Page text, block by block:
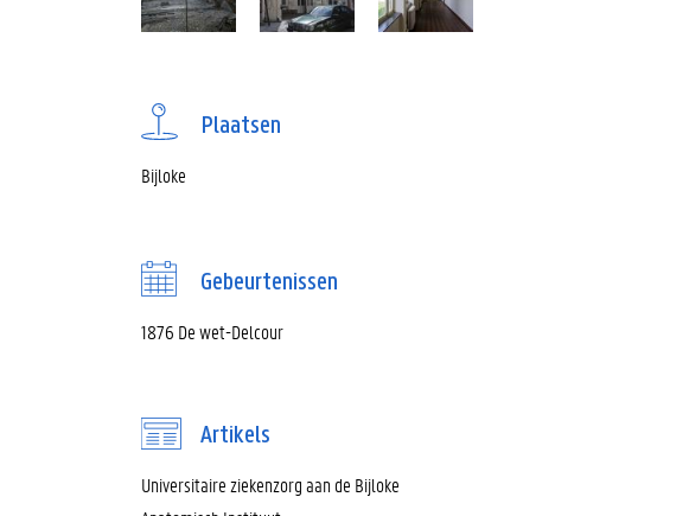
Plaatsen
Bijloke
Gebeurtenissen
1876 De wet-Delcour
Artikels
Universitaire ziekenzorg aan de Bijloke